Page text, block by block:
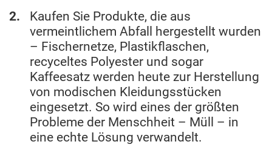
Kaufen Sie Produkte, die aus
vermeintlichem Abfall hergestellt wurden
– Fischernetze, Plastikflaschen,
recyceltes Polyester und sogar
Kaffeesatz werden heute zur Herstellung
von modischen Kleidungsstücken
eingesetzt. So wird eines der größten
Probleme der Menschheit – Müll – in
eine echte Lösung verwandelt.